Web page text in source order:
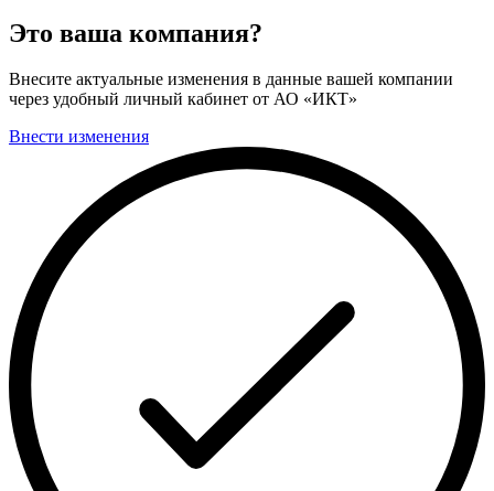
Это ваша компания?
Внесите актуальные изменения в данные вашей компании
через удобный личный кабинет от АО «ИКТ»
Внести изменения